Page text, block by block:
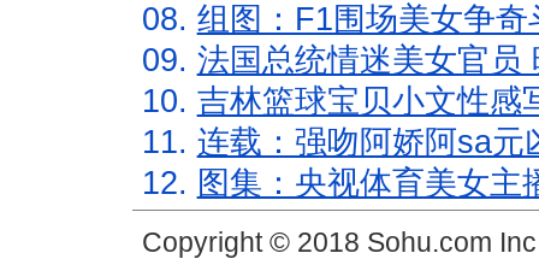
08. 组图：F1围场美女争
09. 法国总统情迷美女官员
10. 吉林篮球宝贝小文性感
11. 连载：强吻阿娇阿sa元
12. 图集：央视体育美女主
Copyright © 2018 Sohu.com